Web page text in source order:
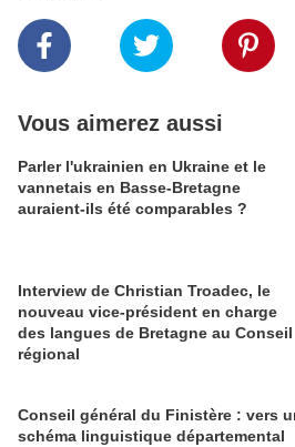
Vous aimerez aussi
Parler l'ukrainien en Ukraine et le
vannetais en Basse-Bretagne
auraient-ils été comparables ?
Interview de Christian Troadec, le
nouveau vice-président en charge
des langues de Bretagne au Conseil
régional
Conseil général du Finistère : vers
schéma linguistique départemental